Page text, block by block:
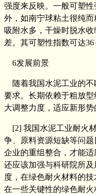
强度来反映。一般可塑
外，如南宁球粘土很纯
吸附水多，干燥时脱水
差。其可塑性指数可达36
6发展前景
随着我国水泥工业的不
要求。长期依赖于粗放
大调整力度，适应新形势
[2] 我国水泥工业耐火
争、原料资源短缺等问
企业的重组整合，才能
还应该加强与科研院所
度，在绿色耐火材料的
在一些关键性的绿色耐